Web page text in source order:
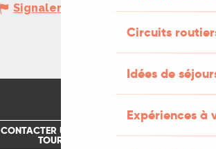
Circuits
Idées de
Expériences à
Signaler une erreur
CONTACTER UN OFFICE DE
TOURISME